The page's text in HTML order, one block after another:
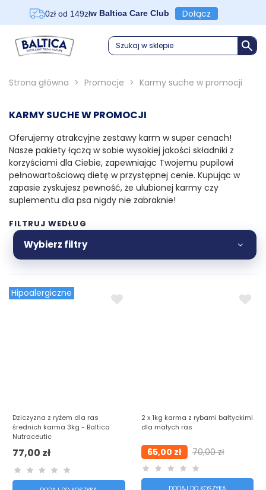
0zł od 149złw Baltica Care Club Dołącz
Szukaj w sklepie
Strona główna > Promocje > Karmy suche w promocji
KARMY SUCHE W PROMOCJI
Oferujemy atrakcyjne zestawy karm w super cenach!
Nasze pakiety łączą w sobie wysokiej jakości składniki z
korzyściami dla Ciebie, zapewniając Twojemu pupilowi
pełnowartościową dietę w przystępnej cenie. Kupując w
zapasie zyskujesz pewność, że ulubionej karmy czy
suplementu dla psa nigdy nie zabraknie!
Zobacz więcej
FILTRUJ WEDŁUG
Wybierz filtry
Hipoalergiczne
Dziczyzna z ryżem dla ras
średnich karma 3kg - Baltica
Nutraceutic
77,00 zł
2 x 1kg karma z rybami bałtyckimi
dla małych ras
65,00 zł 70,00 zł
DODAJ DO KOSZYKA